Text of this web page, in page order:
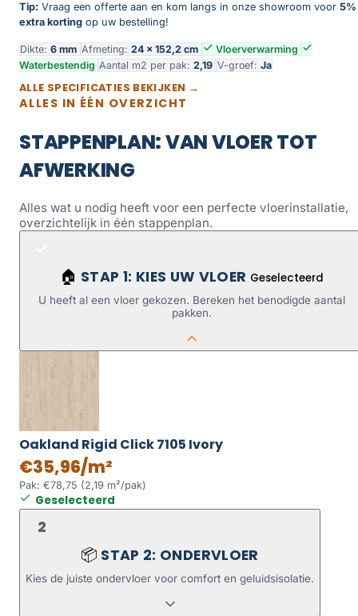
Tip: Vraag een offerte aan en kom langs in onze showroom voor 5%
extra korting op uw bestelling!
Dikte: 6 mm Afmeting: 24 × 152,2 cm
Vloerverwarming
Waterbestendig Aantal m2 per pak: 2,19 V-groef: Ja
ALLE SPECIFICATIES BEKIJKEN →
ALLES IN ÉÉN OVERZICHT
STAPPENPLAN: VAN VLOER TOT
AFWERKING
Alles wat u nodig heeft voor een perfecte vloerinstallatie,
overzichtelijk in één stappenplan.
🏠 STAP 1: KIES UW VLOER Geselecteerd
U heeft al een vloer gekozen. Bereken het benodigde aantal
pakken.
Oakland Rigid Click 7105 Ivory
€35,96/m²
Pak: €78,75 (2,19 m²/pak)
Geselecteerd
2
📦 STAP 2: ONDERVLOER
Kies de juiste ondervloer voor comfort en geluidsisolatie.